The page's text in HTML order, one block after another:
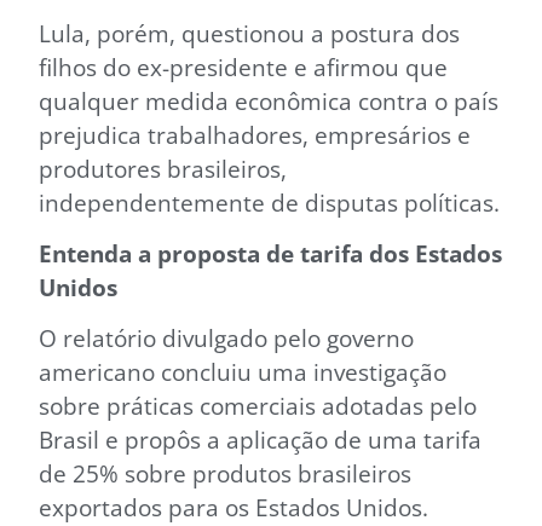
Lula, porém, questionou a postura dos
filhos do ex-presidente e afirmou que
qualquer medida econômica contra o país
prejudica trabalhadores, empresários e
produtores brasileiros,
independentemente de disputas políticas.
Entenda a proposta de tarifa dos Estados
Unidos
O relatório divulgado pelo governo
americano concluiu uma investigação
sobre práticas comerciais adotadas pelo
Brasil e propôs a aplicação de uma tarifa
de 25% sobre produtos brasileiros
exportados para os Estados Unidos.